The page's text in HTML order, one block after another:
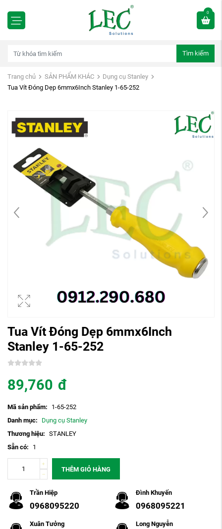
0
Tìm kiếm
Trang chủ SẢN PHẨM KHÁC
Dụng cụ Stanley
Tua Vít Đóng Dẹp 6mmx6Inch Stanley 1-65-252
Tua Vít Đóng Dẹp 6mmx6Inch
Stanley 1-65-252
89,760 đ
Mã sản phẩm:
1-65-252
Danh mục:
Dụng cụ Stanley
Thương hiệu: STANLEY
Sẵn có:
1
THÊM GIỎ HÀNG
Trần Hiệp
0968095220
Đình Khuyến
0968095221
Xuân Tưởng Long Nguyễn